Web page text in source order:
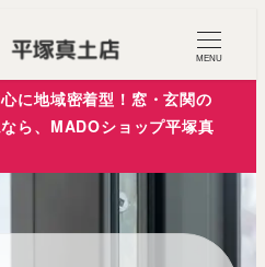
MENU
に地域密着型！窓・玄関の
ら、MADOショップ平塚真